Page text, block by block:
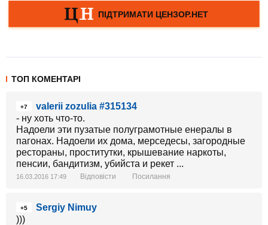
ТОП КОМЕНТАРІ
+7
valerii zozulia #315134
- ну хоть что-то.
Надоели эти пузатые полуграмотные енералы в
пагонах. Надоели их дома, мерседесы, загородные
рестораны, проститутки, крышевание наркоты,
пенсии, бандитизм, убийста и рекет ...
16.03.2016 17:49 Відповісти Посилання
+5
Sergiy Nimuy
)))